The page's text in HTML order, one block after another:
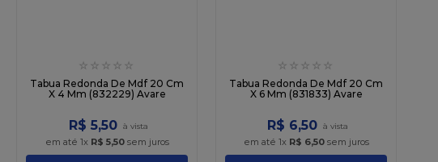
☆ ☆ ☆ ☆ ☆
Tabua Redonda De Mdf 20 Cm
X 4 Mm (832229) Avare
R$ 5,50
em até 1x R$ 5,50sem juros
☆ ☆ ☆ ☆ ☆
Tabua Redonda De Mdf 20 Cm
X 6 Mm (831833) Avare
R$ 6,50
em até 1x R$ 6,50sem juros